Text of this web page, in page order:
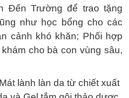
Đến Trường để trao tặng
như học bổng cho các
cảnh khó khăn; Phối hợp
cho bà con vùng sâu,